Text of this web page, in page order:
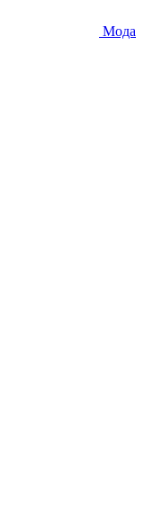
Мода